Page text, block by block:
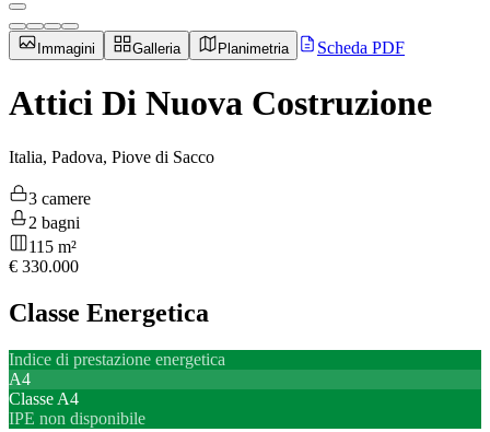
Immagini Galleria Planimetria Scheda PDF
Attici Di Nuova Costruzione
Italia, Padova, Piove di Sacco
3 camere
2 bagni
115 m²
€ 330.000
Classe Energetica
Indice di prestazione energetica
A4
Classe A4
IPE non disponibile